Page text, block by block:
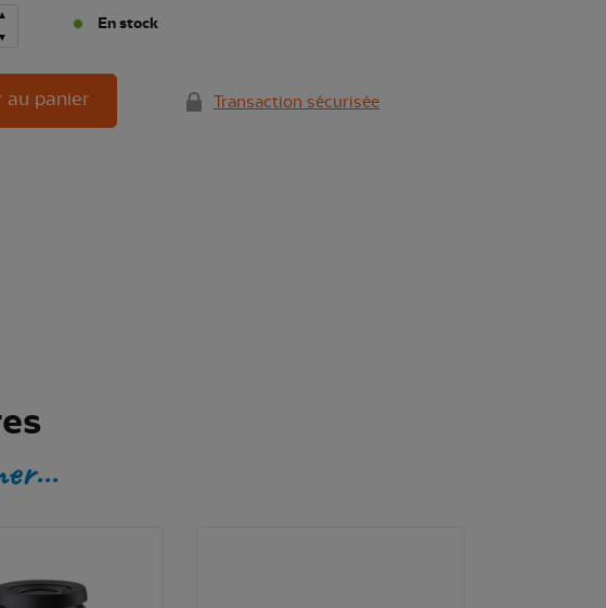
En stock
au panier Transaction sécurisée